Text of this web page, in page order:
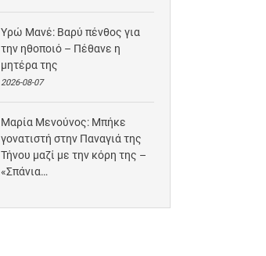
Υρώ Μανέ: Βαρύ πένθος για
την ηθοποιό – Πέθανε η
μητέρα της
2026-08-07
Μαρία Μενούνος: Μπήκε
γονατιστή στην Παναγιά της
Τήνου μαζί με την κόρη της –
«Σπάνια…